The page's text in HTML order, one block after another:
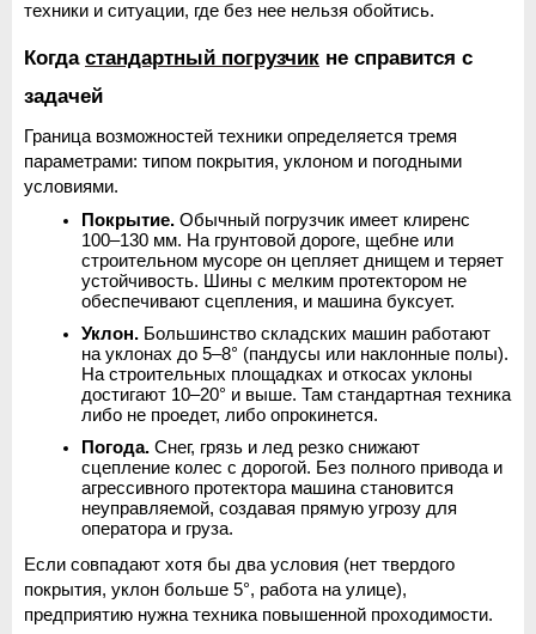
техники и ситуации, где без нее нельзя обойтись.
Когда стандартный погрузчик не справится с
задачей
Граница возможностей техники определяется тремя
параметрами: типом покрытия, уклоном и погодными
условиями.
Покрытие. Обычный погрузчик имеет клиренс
100–130 мм. На грунтовой дороге, щебне или
строительном мусоре он цепляет днищем и теряет
устойчивость. Шины с мелким протектором не
обеспечивают сцепления, и машина буксует.
Уклон. Большинство складских машин работают
на уклонах до 5–8° (пандусы или наклонные полы).
На строительных площадках и откосах уклоны
достигают 10–20° и выше. Там стандартная техника
либо не проедет, либо опрокинется.
Погода. Снег, грязь и лед резко снижают
сцепление колес с дорогой. Без полного привода и
агрессивного протектора машина становится
неуправляемой, создавая прямую угрозу для
оператора и груза.
Если совпадают хотя бы два условия (нет твердого
покрытия, уклон больше 5°, работа на улице),
предприятию нужна техника повышенной проходимости.